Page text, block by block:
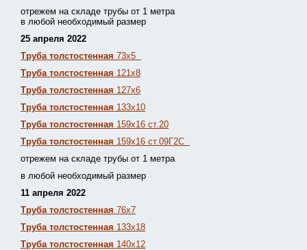
отрежем на складе трубы от 1 метра
в любой необходимый размер
25 апреля 2022
Труба толстостенная 73х5
Труба толстостенная 121х8
Труба толстостенная 127х6
Труба толстостенная 133х10
Труба толстостенная 159х16 ст.20
Труба толстостенная 159х16 ст.09Г2С
отрежем на складе трубы от 1 метра
в любой необходимый размер
11 апреля 2022
Труба толстостенная 76х7
Труба толстостенная 133х18
Труба толстостенная 140х12